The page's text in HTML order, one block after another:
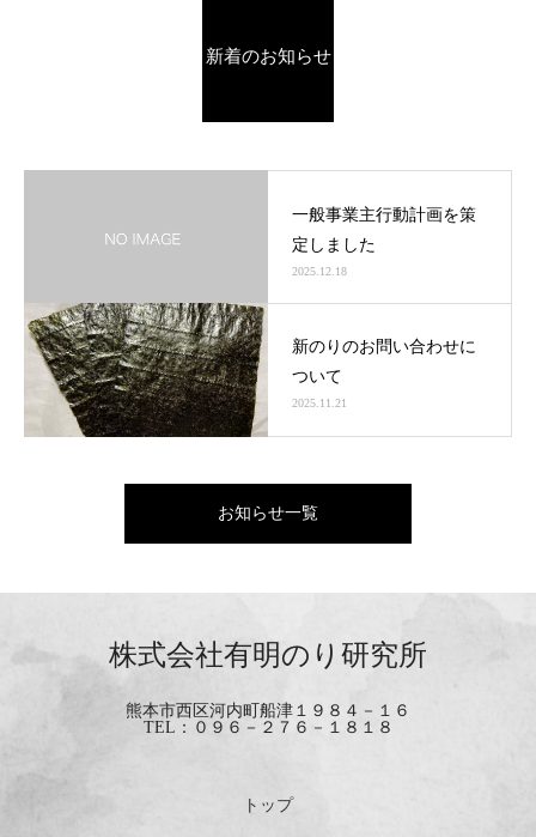
新着のお知らせ
一般事業主行動計画を策
定しました
2025.12.18
新のりのお問い合わせに
ついて
2025.11.21
お知らせ一覧
株式会社有明のり研究所
熊本市西区河内町船津１９８４－１６
TEL：０９６－２７６－１８１８
トップ